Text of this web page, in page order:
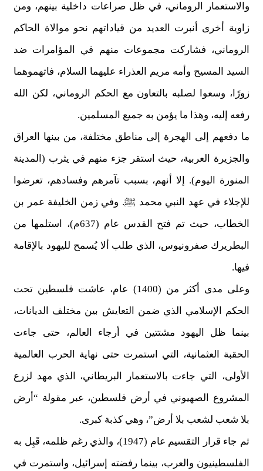
والاستعمار الروماني، في ظل صراعات داخلية بينهم، ومن
زاوية أخرى أنبرت العديد من قياداتهم نحو موالاة الحاكم
الروماني، فشاركت مجموعات منهم في المؤامرات ضد
السيد المسيح وأمه مريم العذراء عليهما السلام، فاتهموهما
زورًا، وسعوا لصلبه بالتعاون مع الحكم الروماني، لكن الله
رفعه إليه، وهذا ما يؤمن به جميع المسلمين.
ما دفعهم إلى الهجرة إلى مناطق مختلفة، من بينها العراق
والجزيرة العربية، حيث استقر جزء منهم في يثرب (المدينة
المنورة اليوم). إلا أنهم، بسبب تآمرهم وفسادهم، تعرضوا
للإجلاء في عهد النبي محمد ﷺ. وفي زمن الخليفة عمر بن
الخطاب، حيث تم فتح القدس عام (637م)، استلمها من
البطريرك صفرونيوس، الذي طلب ألا يُسمح لليهود بالإقامة
فيها.
وعلى مدى أكثر من (1400) عام، عاشت فلسطين تحت
الحكم الإسلامي الذي ضمن التعايش بين مختلف الديانات،
بينما ظل اليهود مشتتين في أرجاء العالم، حتى جاءت
الحقبة العثمانية، التي استمرت حتى نهاية الحرب العالمية
الأولى، التي جاءت بالاستعمار البريطاني، الذي مهد لزرع
المشروع الصهيوني في أرض فلسطين، عبر مقولة “أرض
بلا شعب لشعب بلا أرض”، وهي كذبة كبرى.
ثم جاء قرار التقسيم عام (1947)، والذي رغم ظلمه، قَبِل به
الفلسطينيون والعرب، بينما رفضته إسرائيل، واستمرت في